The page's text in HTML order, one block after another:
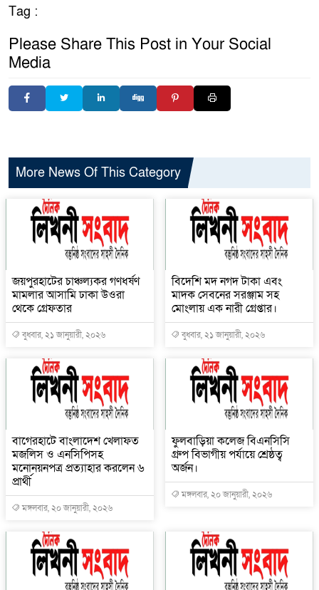
Tag :
Please Share This Post in Your Social
Media
More News Of This Category
জয়পুরহাটের চাঞ্চল্যকর গণধর্ষণ
মামলার আসামি ঢাকা উওরা
থেকে গ্রেফতার
বুধবার, ২১ জানুয়ারী, ২০২৬
বিদেশি মদ নগদ টাকা এবং
মাদক সেবনের সরঞ্জাম সহ
মোংলায় এক নারী গ্রেপ্তার।
বুধবার, ২১ জানুয়ারী, ২০২৬
বাগেরহাটে বাংলাদেশ খেলাফত
মজলিস ও এনসিপিসহ
মনোনয়নপত্র প্রত্যাহার করলেন ৬
প্রার্থী
মঙ্গলবার, ২০ জানুয়ারী, ২০২৬
ফুলবাড়িয়া কলেজ বিএনসিসি
গ্রুপ বিভাগীয় পর্যায়ে শ্রেষ্ঠত্ব
অর্জন।
মঙ্গলবার, ২০ জানুয়ারী, ২০২৬